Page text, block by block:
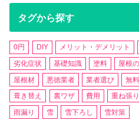
タグから探す
0円 DIY メリット・デメリット
劣化症状
基礎知識 塗料 屋根
屋根材
悪徳業者 業者選び 無料
葺き替え
裏ワザ 費用 重ね張
雨漏り
雪 雪下ろし 雪対策